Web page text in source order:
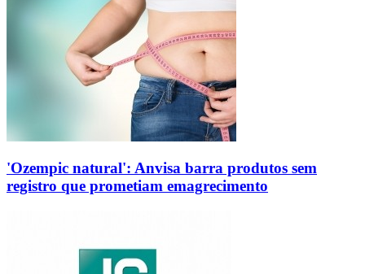
'Ozempic natural': Anvisa barra produtos sem
registro que prometiam emagrecimento